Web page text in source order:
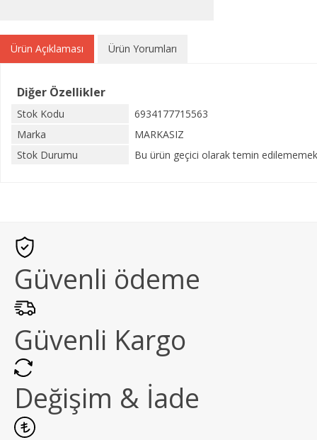
Ürün Açıklaması Ürün Yorumları
Diğer Özellikler
Stok Kodu
6934177715563
Marka
MARKASIZ
Stok Durumu
Bu ürün geçici olarak temin
Güvenli ödeme
Güvenli Kargo
Değişim & İade